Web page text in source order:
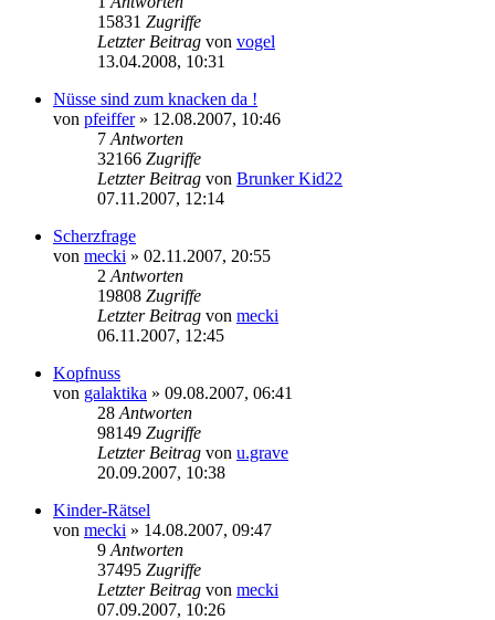
15831 Zugriffe
Letzter Beitrag von vogel
13.04.2008, 10:31
Nüsse sind zum knacken da !
von pfeiffer» 12.08.2007, 10:46
7 Antworten
32166 Zugriffe
Letzter Beitrag von Brunker Kid22
07.11.2007, 12:14
Scherzfrage
von mecki » 02.11.2007, 20:55
2 Antworten
19808 Zugriffe
Letzter Beitrag von mecki
06.11.2007, 12:45
Kopfnuss
von galaktika » 09.08.2007, 06:41
28 Antworten
98149 Zugriffe
Letzter Beitrag von u.grave
20.09.2007, 10:38
Kinder-Rätsel
von mecki » 14.08.2007, 09:47
9 Antworten
37495 Zugriffe
Letzter Beitrag von mecki
07.09.2007, 10:26